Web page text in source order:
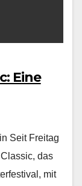
Eine
Seit Fre­itag
das
mit